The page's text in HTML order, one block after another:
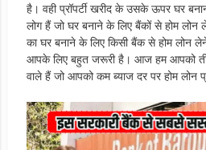
है। वही प्रॉपर्टी खरीद के उसके ऊपर घर
लोग हैं जो घर बनाने के लिए बैंकों से होम
का घर बनाने के लिए किसी बैंक से होम लोन
आपके लिए बहुत जरूरी है। आज हम आपको
वाले हैं जो आपको कम ब्याज दर पर होम लोन